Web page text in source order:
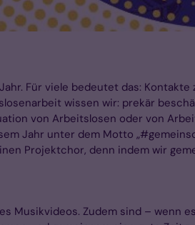
Für viele bedeutet das:
wissen wir: prekär
von Arbeitslosen oder von
Jahr unter dem Motto
Projektchor, denn indem wir
Musikvideos. Zudem sind – wenn